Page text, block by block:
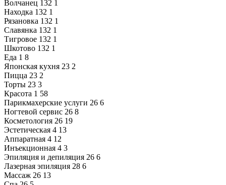
Волчанец 132 1
Находка 132 1
Рязановка 132 1
Славянка 132 1
Тигровое 132 1
Шкотово 132 1
Еда 1 8
Японская кухня 23 2
Пицца 23 2
Торты 23 3
Красота 1 58
Парикмахерские услуги 26 6
Ногтевой сервис 26 8
Косметология 26 19
Эстетическая 4 13
Аппаратная 4 12
Инъекционная 4 3
Эпиляция и депиляция 26 6
Лазерная эпиляция 28 6
Массаж 26 13